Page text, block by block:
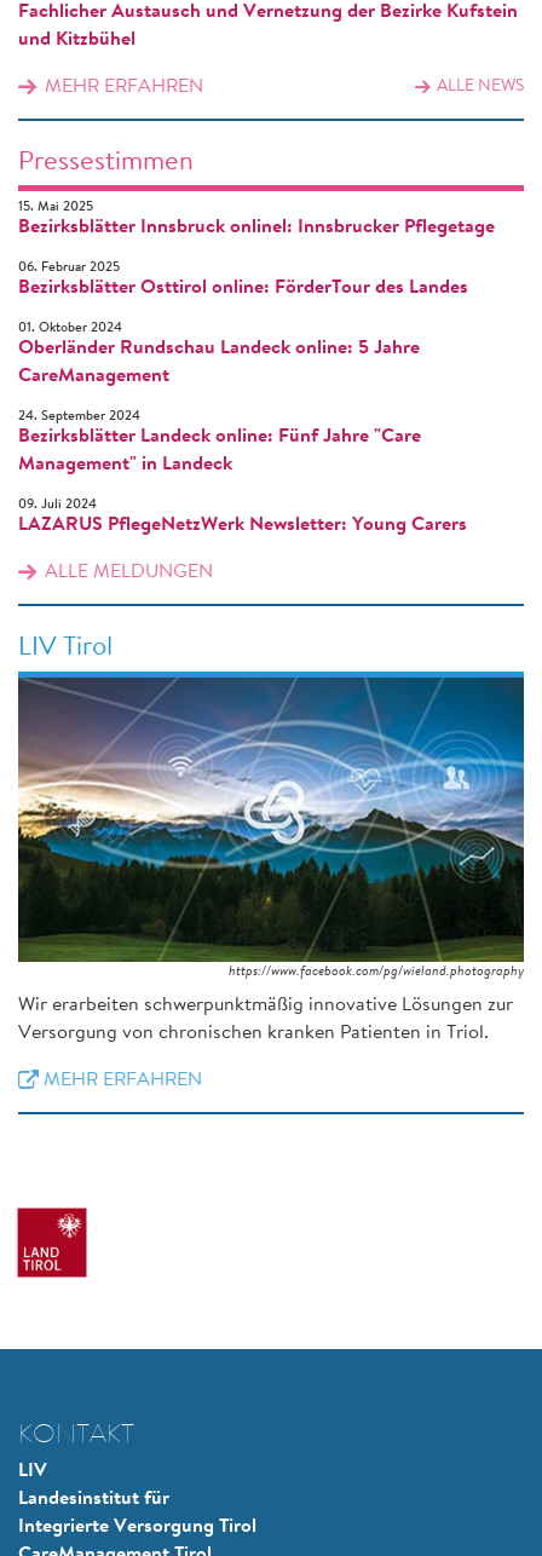
Fachlicher Austausch und Vernetzung der Bezirke Kufstein
und Kitzbühel
MEHR ERFAHREN ALLE NEWS
Pressestimmen
15. Mai 2025
Bezirksblätter Innsbruck onlinel: Innsbrucker Pflegetage
06. Februar 2025
Bezirksblätter Osttirol online: FörderTour des Landes
01. Oktober 2024
Oberländer Rundschau Landeck online: 5 Jahre
CareManagement
24. September 2024
Bezirksblätter Landeck online: Fünf Jahre "Care
Management" in Landeck
09. Juli 2024
LAZARUS PflegeNetzWerk Newsletter: Young Carers
ALLE MELDUNGEN
LIV Tirol
https://www.facebook.com/pg/wieland.photography
Wir erarbeiten schwerpunktmäßig innovative Lösungen zur
Versorgung von chronischen kranken Patienten in Triol.
MEHR ERFAHREN
KONTAKT
LIV
Landesinstitut für
Integrierte Versorgung Tirol